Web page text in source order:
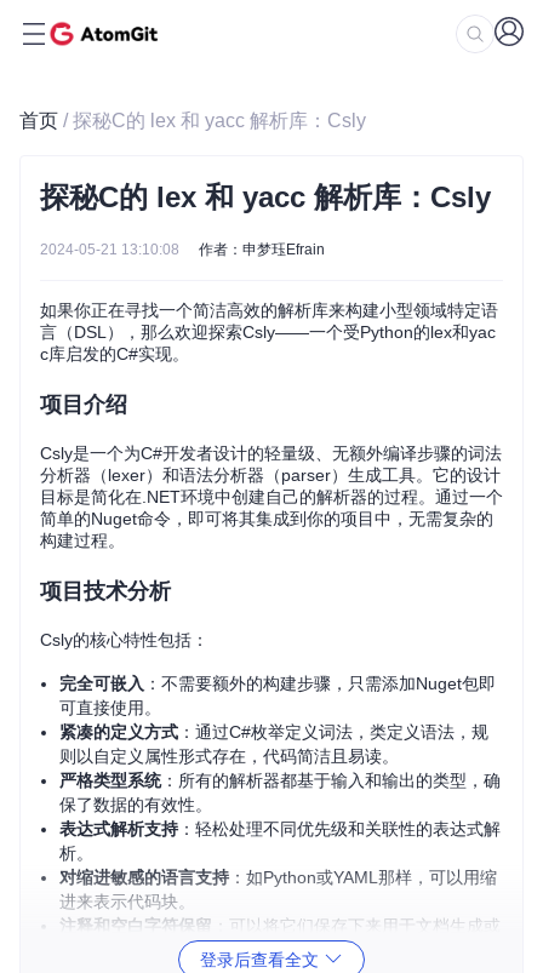
首页 / 探秘C的 lex 和 yacc 解析库：Csly
探秘C的 lex 和 yacc 解析库：Csly
2024-05-21 13:10:08 作者：申梦珏Efrain
如果你正在寻找一个简洁高效的解析库来构建小型领域特定语
言（DSL），那么欢迎探索Csly——一个受Python的lex和yac
c库启发的C#实现。
项目介绍
Csly是一个为C#开发者设计的轻量级、无额外编译步骤的词法
分析器（lexer）和语法分析器（parser）生成工具。它的设计
目标是简化在.NET环境中创建自己的解析器的过程。通过一个
简单的Nuget命令，即可将其集成到你的项目中，无需复杂的
构建过程。
项目技术分析
Csly的核心特性包括：
完全可嵌入 ：不需要额外的构建步骤，只需添加Nuget包即
可直接使用。
紧凑的定义方式 ：通过C#枚举定义词法，类定义语法，规
则以自定义属性形式存在，代码简洁且易读。
严格类型系统：所有的解析器都基于输入和输出的类型，确
保了数据的有效性。
表达式解析支持 ：轻松处理不同优先级和关联性的表达式解
析。
对缩进敏感的语言支持 ：如Python或YAML那样，可以用缩
进来表示代码块。
注释和空白字符保留 ：可以将它们保存下来用于文档生成或
登录后查看全文